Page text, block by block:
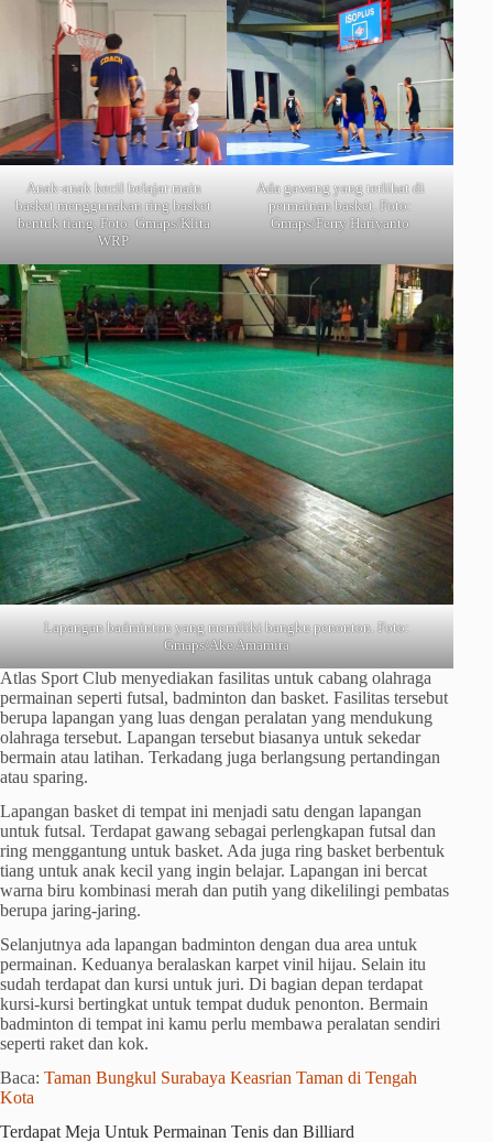
Anak-anak kecil belajar main
basket menggunakan ring basket
bentuk tiang. Foto: Gmaps/Klita
WRP
Ada gawang yang terlihat di
permainan basket. Foto:
Gmaps/Ferry Hariyanto
Lapangan badminton yang memiliki bangku penonton. Foto:
Gmaps/Ake Amamira
Atlas Sport Club menyediakan fasilitas untuk cabang olahraga
permainan seperti futsal, badminton dan basket. Fasilitas tersebut
berupa lapangan yang luas dengan peralatan yang mendukung
olahraga tersebut. Lapangan tersebut biasanya untuk sekedar
bermain atau latihan. Terkadang juga berlangsung pertandingan
atau sparing.
Lapangan basket di tempat ini menjadi satu dengan lapangan
untuk futsal. Terdapat gawang sebagai perlengkapan futsal dan
ring menggantung untuk basket. Ada juga ring basket berbentuk
tiang untuk anak kecil yang ingin belajar. Lapangan ini bercat
warna biru kombinasi merah dan putih yang dikelilingi pembatas
berupa jaring-jaring.
Selanjutnya ada lapangan badminton dengan dua area untuk
permainan. Keduanya beralaskan karpet vinil hijau. Selain itu
sudah terdapat dan kursi untuk juri. Di bagian depan terdapat
kursi-kursi bertingkat untuk tempat duduk penonton. Bermain
badminton di tempat ini kamu perlu membawa peralatan sendiri
seperti raket dan kok.
Baca: Taman Bungkul Surabaya Keasrian Taman di Tengah
Kota
Terdapat Meja Untuk Permainan Tenis dan Billiard